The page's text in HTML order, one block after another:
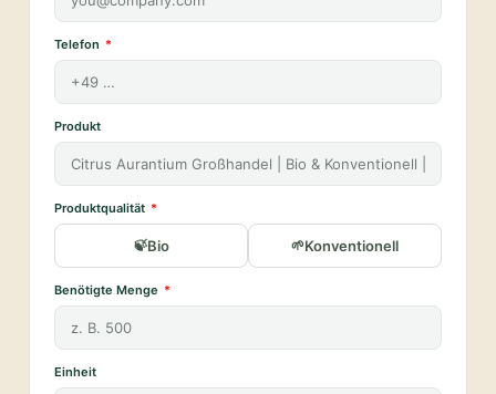
Telefon
Produkt
Produktqualität
Bio Konventionell
Benötigte Menge
Einheit